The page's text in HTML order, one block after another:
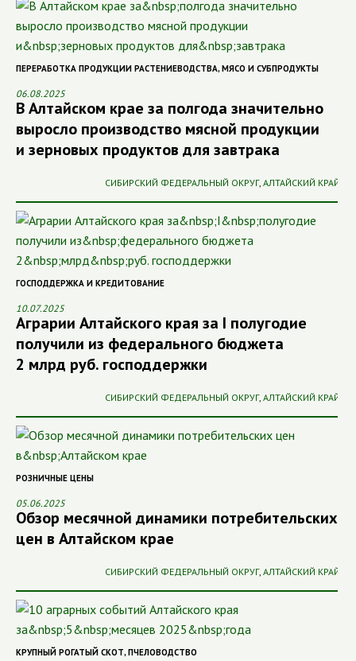
ПЕРЕРАБОТКА ПРОДУКЦИИ РАСТЕНИЕВОДСТВА, МЯСО И СУБПРОДУКТЫ
06.08.2025
В Алтайском крае за полгода значительно
выросло производство мясной продукции
и зерновых продуктов для завтрака
СИБИРСКИЙ ФЕДЕРАЛЬНЫЙ ОКРУГ, АЛТАЙСКИЙ КРАЙ
ГОСПОДДЕРЖКА И КРЕДИТОВАНИЕ
10.07.2025
Аграрии Алтайского края за I полугодие
получили из федерального бюджета
2 млрд руб. господдержки
СИБИРСКИЙ ФЕДЕРАЛЬНЫЙ ОКРУГ, АЛТАЙСКИЙ КРАЙ
РОЗНИЧНЫЕ ЦЕНЫ
05.06.2025
Обзор месячной динамики потребительских
цен в Алтайском крае
СИБИРСКИЙ ФЕДЕРАЛЬНЫЙ ОКРУГ, АЛТАЙСКИЙ КРАЙ
КРУПНЫЙ РОГАТЫЙ СКОТ, ПЧЕЛОВОДСТВО